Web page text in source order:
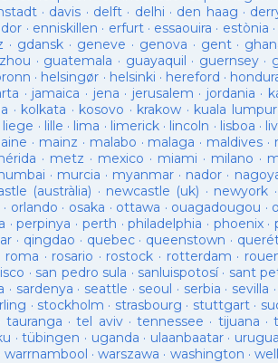
· davis · delft· delhi · den haag ·
· enniskillen · erfurt· essaouira · estònia ·
· gdansk · geneve · genova · gent·
· guatemala · guayaquil · guernsey·
· helsingør · helsinki · hereford ·
· jamaica · jena · jerusalem · jordania ·
· kolkata · kosovo · krakow · kuala lumpur
liege · lille · lima · limerick· lincoln · lisboa ·
· mainz · malabo · malaga · maldives ·
· metz · mexico · miami · milano ·
· murcia · myanmar · nador ·
(austràlia) · newcastle (uk) · newyork ·
· orlando · osaka · ottawa · ouagadougou ·
·perpinya · perth ·philadelphia · phoenix·
· qingdao · quebec· queenstown ·
roma · rosario · rostock · rotterdam ·
· san pedro sula · sanluispotosí· sant
· sardenya · seattle · seoul · serbia · sevilla ·
· stockholm · strasbourg · stuttgart·
tauranga ·tel aviv·tennessee · tijuana ·
·tübingen · uganda · ulaanbaatar·
warrnambool ·warszawa · washington ·